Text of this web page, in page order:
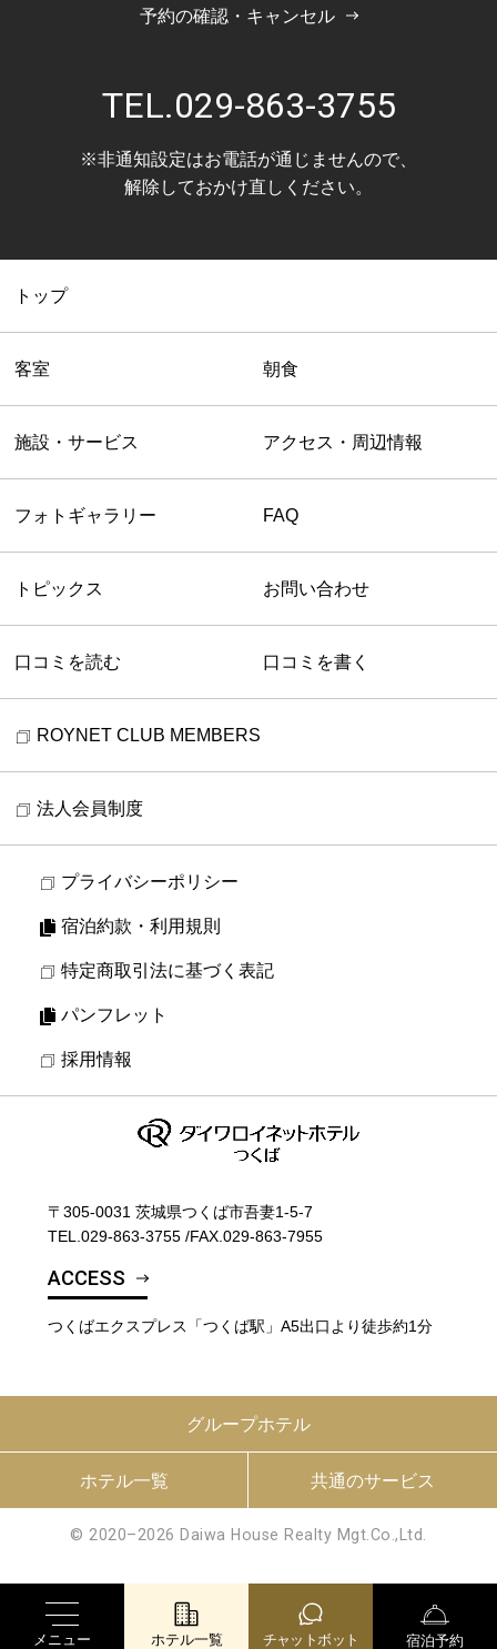
予約の確認・キャンセル
TEL.029-863-3755
※非通知設定はお電話が通じませんので、
解除しておかけ直しください。
トップ
客室 朝食
施設・サービス アクセス・周辺情報
フォトギャラリー FAQ
トピックス お問い合わせ
口コミを読む 口コミを書く
ROYNET CLUB MEMBERS
法人会員制度
プライバシーポリシー
宿泊約款・利用規則
特定商取引法に基づく表記
パンフレット
採用情報
〒305-0031 茨城県つくば市吾妻1-5-7
TEL. 029-863-3755 /FAX.029-863-7955
ACCESS
つくばエクスプレス「つくば駅」A5出口より徒歩約1分
グループホテル
ホテル一覧 共通のサービス
© 2020–2026 Daiwa House Realty Mgt.Co.,Ltd.
メニュー ホテル一覧 チャットボット 宿泊予約